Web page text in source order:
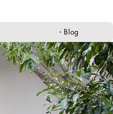
・Blog